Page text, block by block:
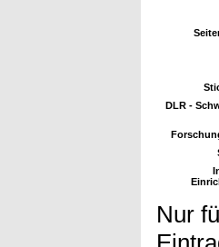
DLR -
Nur